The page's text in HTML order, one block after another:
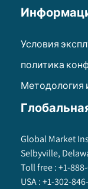
Условия
политика
Методология
Global Market
Selbyville,
Toll free :+1-
USA :+1-302-